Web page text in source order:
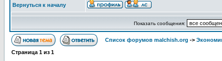
Вернуться к началу
Показать сообщения:
Список форумов malchish.org ->
Страница 1 из 1